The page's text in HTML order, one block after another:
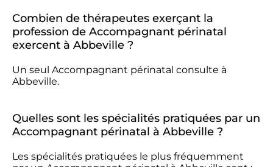
Combien de thérapeutes exerçant la
profession de Accompagnant périnatal
exercent à Abbeville ?
Un seul Accompagnant périnatal consulte à
Abbeville.
Quelles sont les spécialités pratiquées par un
Accompagnant périnatal à Abbeville ?
Les spécialités pratiquées le plus fréquemment